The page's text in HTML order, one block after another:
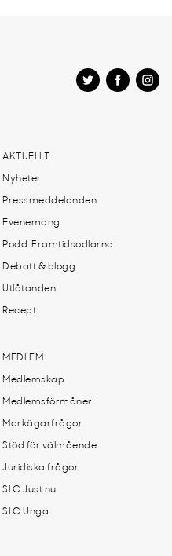
AKTUELLT
Nyheter
Pressmeddelanden
Evenemang
Podd: Framtidsodlarna
Debatt & blogg
Utlåtanden
Recept
MEDLEM
Medlemskap
Medlemsförmåner
Markägarfrågor
Stöd för välmående
Juridiska frågor
SLC Just nu
SLC Unga